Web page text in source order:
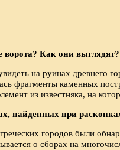
Как они
на руинах древнего
фрагменты каменных
из известняка, на
найденных при
городов были
о сборах на